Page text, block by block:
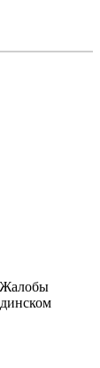
Жалобы